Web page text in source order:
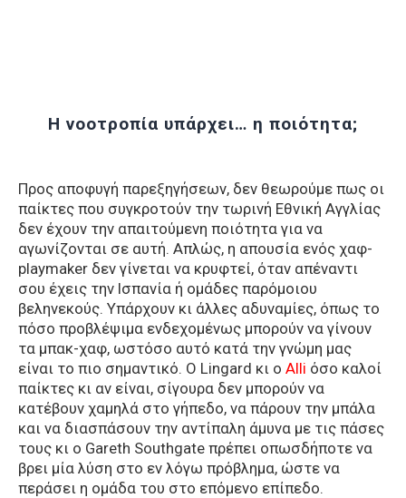
Η νοοτροπία υπάρχει… η ποιότητα;
Προς αποφυγή παρεξηγήσεων, δεν θεωρούμε πως οι
παίκτες που συγκροτούν την τωρινή Εθνική Αγγλίας
δεν έχουν την απαιτούμενη ποιότητα για να
αγωνίζονται σε αυτή. Απλώς, η απουσία ενός χαφ-
playmaker δεν γίνεται να κρυφτεί, όταν απέναντι
σου έχεις την Ισπανία ή ομάδες παρόμοιου
βεληνεκούς. Υπάρχουν κι άλλες αδυναμίες, όπως το
πόσο προβλέψιμα ενδεχομένως μπορούν να γίνουν
τα μπακ-χαφ, ωστόσο αυτό κατά την γνώμη μας
είναι το πιο σημαντικό. Ο Lingard κι ο Alli όσο καλοί
παίκτες κι αν είναι, σίγουρα δεν μπορούν να
κατέβουν χαμηλά στο γήπεδο, να πάρουν την μπάλα
και να διασπάσουν την αντίπαλη άμυνα με τις πάσες
τους κι ο Gareth Southgate πρέπει οπωσδήποτε να
βρει μία λύση στο εν λόγω πρόβλημα, ώστε να
περάσει η ομάδα του στο επόμενο επίπεδο.